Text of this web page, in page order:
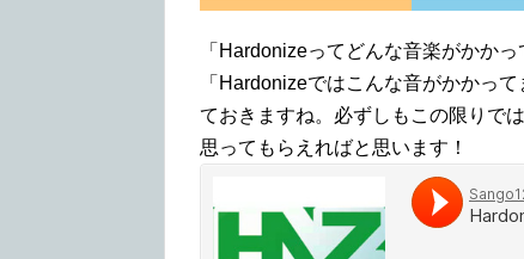
「Hardonizeってどんな音楽がかか
「Hardonizeではこんな音がかかっ
ておきますね。必ずしもこの限りで
思ってもらえればと思います！